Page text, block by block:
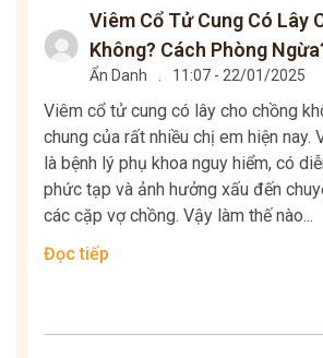
Viêm Cổ Tử Cung Có Lây
Không? Cách Phòng
Ẩn Danh 11:07 - 22/01/2025
Viêm cổ tử cung có lây cho chồng
chung của rất nhiều chị em hiện nay.
là bệnh lý phụ khoa nguy hiểm, có
phức tạp và ảnh hưởng xấu đến
các cặp vợ chồng. Vậy làm thế nào...
Đọc tiếp